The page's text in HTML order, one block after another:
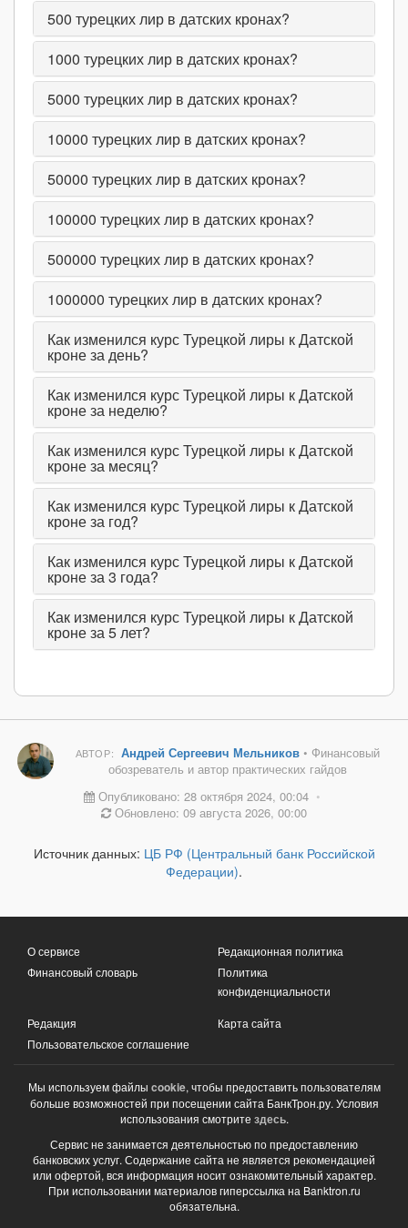
500 турецких лир в датских кронах?
1000 турецких лир в датских кронах?
5000 турецких лир в датских кронах?
10000 турецких лир в датских кронах?
50000 турецких лир в датских кронах?
100000 турецких лир в датских кронах?
500000 турецких лир в датских кронах?
1000000 турецких лир в датских кронах?
Как изменился курс Турецкой лиры к Датской
кроне за день?
Как изменился курс Турецкой лиры к Датской
кроне за неделю?
Как изменился курс Турецкой лиры к Датской
кроне за месяц?
Как изменился курс Турецкой лиры к Датской
кроне за год?
Как изменился курс Турецкой лиры к Датской
кроне за 3 года?
Как изменился курс Турецкой лиры к Датской
кроне за 5 лет?
АВТОР: Андрей Сергеевич Мельников• Финансовый
обозреватель и автор практических гайдов
Опубликовано: 28 октября 2024, 00:04 •
Обновлено: 09 августа 2026, 00:00
Источник данных: ЦБ РФ (Центральный банк Российской
Федерации).
О сервисе
Финансовый словарь
Редакционная политика
Политика
конфиденциальности
Редакция
Пользовательское соглашение
Карта сайта
Мы используем файлы cookie, чтобы предоставить пользователям
больше возможностей при посещении сайта БанкТрон.ру. Условия
использования смотрите здесь.
Сервис не занимается деятельностью по предоставлению
банковских услуг. Содержание сайта не является рекомендацией
или офертой, вся информация носит ознакомительный характер.
При использовании материалов гиперссылка на Banktron.ru
обязательна.